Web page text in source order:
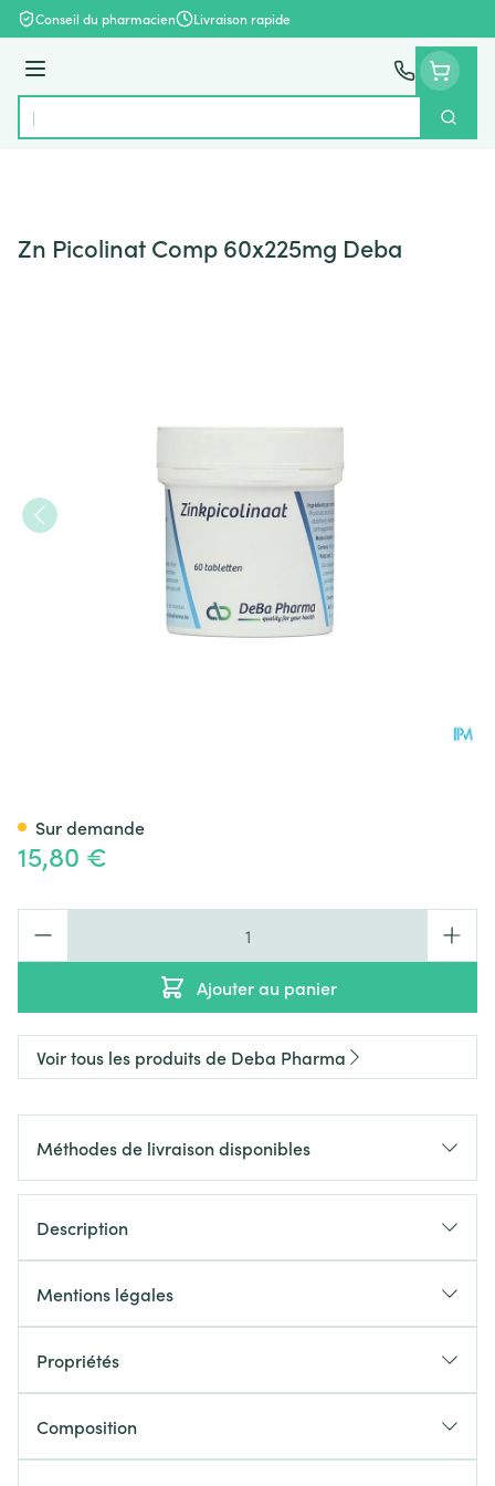
Aller au contenu
Conseil du pharmacien Livraison rapide
Menu
Rechercher
Zn Picolinat Comp 60x225mg Deba
15,80 €
Ajouter au panier
Sur demande
Voir tous les produits de Deba Pharma
Méthodes de livraison disponibles
Description
Mentions légales
Propriétés
Composition